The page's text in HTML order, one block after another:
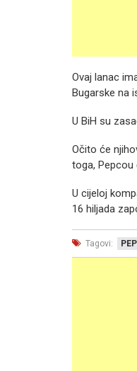
Ovaj lanac
Bugarske na
U BiH su
Očito će
toga, Pepcou
U cijeloj
16 hiljada
Tagovi: